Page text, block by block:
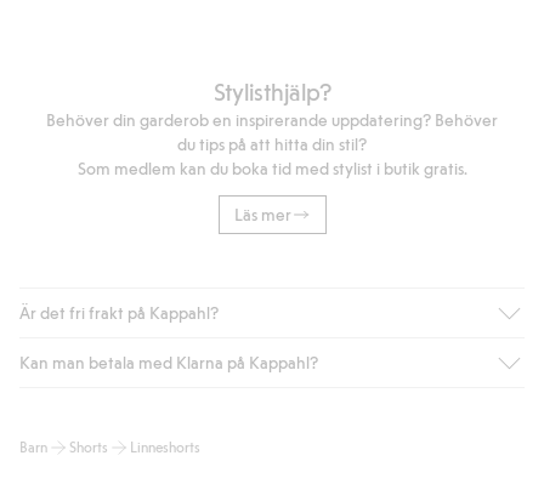
Stylisthjälp?
Behöver din garderob en inspirerande uppdatering? Behöver
du tips på att hitta din stil?
Som medlem kan du boka tid med stylist i butik gratis.
Läs mer
Är det fri frakt på Kappahl?
Är du medlem i Kappahl Club har du alltid gratis frakt till butik
automatik efter du loggat in och identifierats som medlem.
Kan man betala med Klarna på Kappahl?
bland annat faktura och swish men även andra betalningssätt.
Barn Shorts Linneshorts